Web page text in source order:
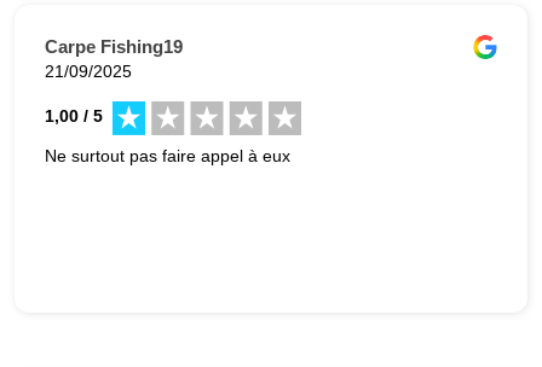
Carpe Fishing19
21/09/2025
1,00 / 5
Ne surtout pas faire appel à eux